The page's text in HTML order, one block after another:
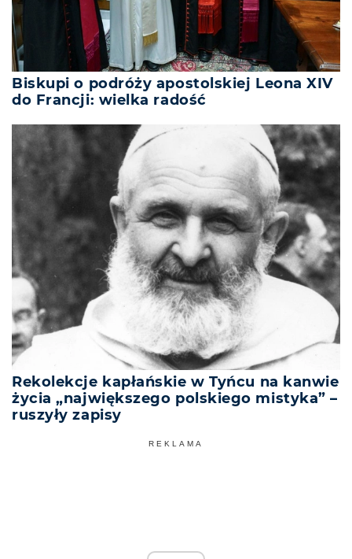
Biskupi o podróży apostolskiej Leona XIV
do Francji: wielka radość
Rekolekcje kapłańskie w Tyńcu na kanwie
życia „największego polskiego mistyka” –
ruszyły zapisy
REKLAMA